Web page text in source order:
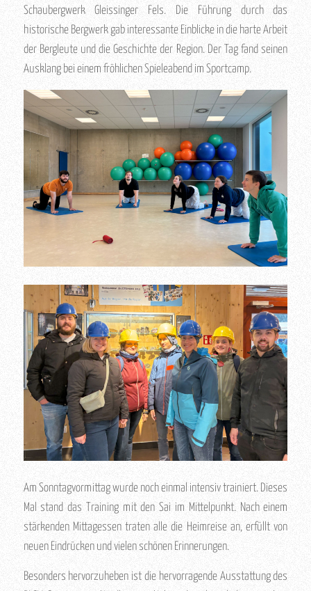
Schaubergwerk Gleissinger Fels. Die Führung durch das
historische Bergwerk gab interessante Einblicke in die harte Arbeit
der Bergleute und die Geschichte der Region. Der Tag fand seinen
Ausklang bei einem fröhlichen Spieleabend im Sportcamp.
Am Sonntagvormittag wurde noch einmal intensiv trainiert. Dieses
Mal stand das Training mit den Sai im Mittelpunkt. Nach einem
stärkenden Mittagessen traten alle die Heimreise an, erfüllt von
neuen Eindrücken und vielen schönen Erinnerungen.
Besonders hervorzuheben ist die hervorragende Ausstattung des